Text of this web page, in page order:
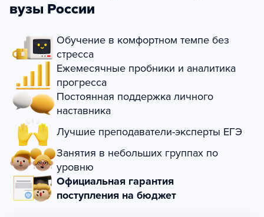
вузы России
Обучение в комфортном темпе без
стресса
Ежемесячные пробники и аналитика
прогресса
Постоянная поддержка личного
наставника
Лучшие преподаватели-эксперты ЕГЭ
Занятия в небольших группах по
уровню
Официальная гарантия
поступления на бюджет